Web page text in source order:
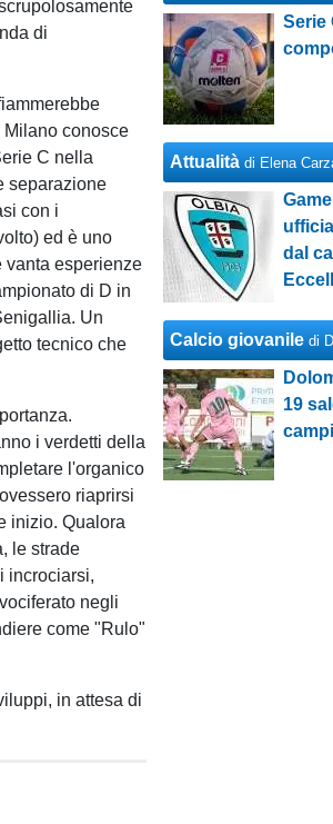
di
conosce
C nella
separazione
con i
ed è uno
vanta esperienze
di D in
Un
tecnico che
i verdetti della
l'organico
riaprirsi
inizio. Qualora
le strade
incrociarsi,
negli
come "Rulo"
in attesa di
Serie
Attualità di Elena
dal
Calcio giovanile di
19